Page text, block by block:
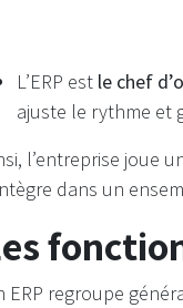
L’ERP est le chef
ajuste le rythme et
l’entreprise joue
dans un
ERP regroupe